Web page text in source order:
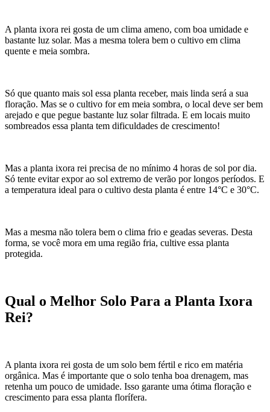
A planta ixora rei gosta de um clima ameno, com boa umidade e
bastante luz solar. Mas a mesma tolera bem o cultivo em clima
quente e meia sombra.
Só que quanto mais sol essa planta receber, mais linda será a sua
floração. Mas se o cultivo for em meia sombra, o local deve ser bem
arejado e que pegue bastante luz solar filtrada. E em locais muito
sombreados essa planta tem dificuldades de crescimento!
Mas a planta ixora rei precisa de no mínimo 4 horas de sol por dia.
Só tente evitar expor ao sol extremo de verão por longos períodos. E
a temperatura ideal para o cultivo desta planta é entre 14°C e 30°C.
Mas a mesma não tolera bem o clima frio e geadas severas. Desta
forma, se você mora em uma região fria, cultive essa planta
protegida.
Qual o Melhor Solo Para a Planta Ixora
Rei?
A planta ixora rei gosta de um solo bem fértil e rico em matéria
orgânica. Mas é importante que o solo tenha boa drenagem, mas
retenha um pouco de umidade. Isso garante uma ótima floração e
crescimento para essa planta florífera.